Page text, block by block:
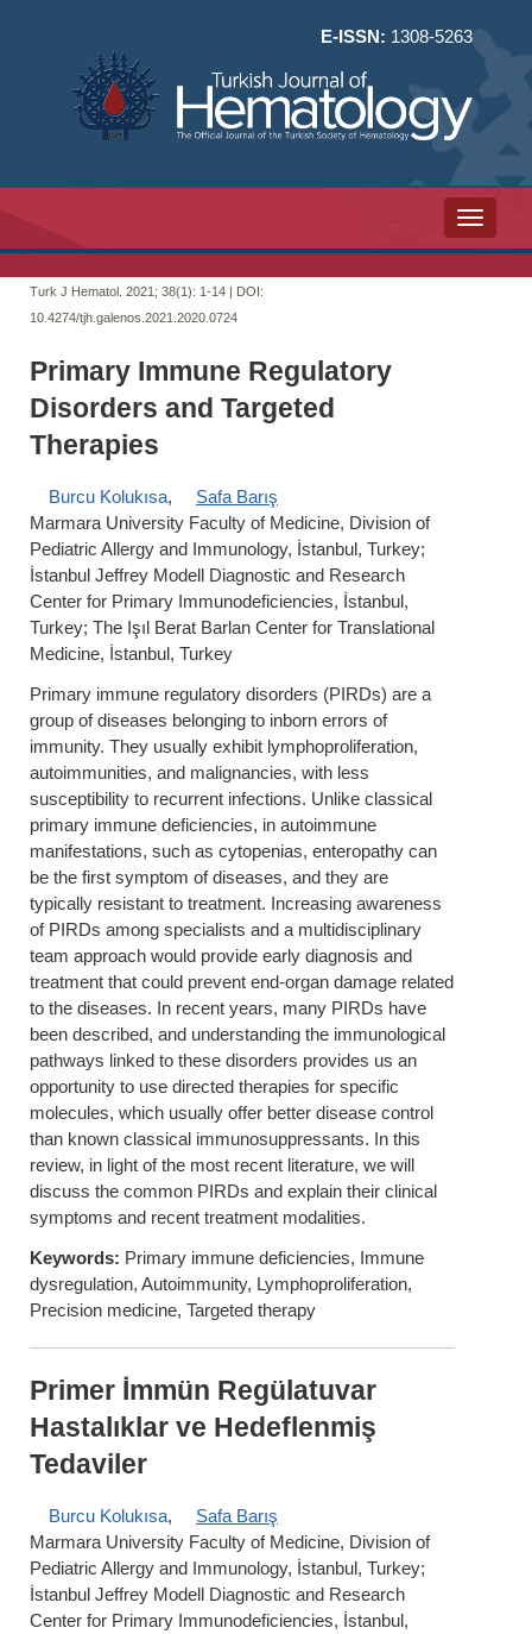
E-ISSN: 1308-5263
Toggle
Turk J Hematol. 2021; 38(1): 1-14 | DOI:
10.4274/tjh.galenos.2021.2020.0724
Primary Immune Regulatory
Disorders and Targeted
Therapies
Burcu Kolukısa,
Safa Barış
Marmara University Faculty of Medicine, Division of
Pediatric Allergy and Immunology, İstanbul, Turkey;
İstanbul Jeffrey Modell Diagnostic and Research
Center for Primary Immunodeficiencies, İstanbul,
Turkey; The Işıl Berat Barlan Center for Translational
Medicine, İstanbul, Turkey
Primary immune regulatory disorders (PIRDs) are a
group of diseases belonging to inborn errors of
immunity. They usually exhibit lymphoproliferation,
autoimmunities, and malignancies, with less
susceptibility to recurrent infections. Unlike classical
primary immune deficiencies, in autoimmune
manifestations, such as cytopenias, enteropathy can
be the first symptom of diseases, and they are
typically resistant to treatment. Increasing awareness
of PIRDs among specialists and a multidisciplinary
team approach would provide early diagnosis and
treatment that could prevent end-organ damage related
to the diseases. In recent years, many PIRDs have
been described, and understanding the immunological
pathways linked to these disorders provides us an
opportunity to use directed therapies for specific
molecules, which usually offer better disease control
than known classical immunosuppressants. In this
review, in light of the most recent literature, we will
discuss the common PIRDs and explain their clinical
symptoms and recent treatment modalities.
Keywords: Primary immune deficiencies, Immune
dysregulation, Autoimmunity, Lymphoproliferation,
Precision medicine, Targeted therapy
Primer İmmün Regülatuvar
Hastalıklar ve Hedeflenmiş
Tedaviler
Burcu Kolukısa,
Safa Barış
Marmara University Faculty of Medicine, Division of
Pediatric Allergy and Immunology, İstanbul, Turkey;
İstanbul Jeffrey Modell Diagnostic and Research
Center for Primary Immunodeficiencies, İstanbul,